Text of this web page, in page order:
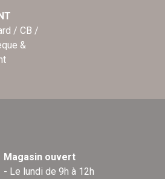
/ CB /
&
Magasin ouvert
- Le lundi de 9h à 12h